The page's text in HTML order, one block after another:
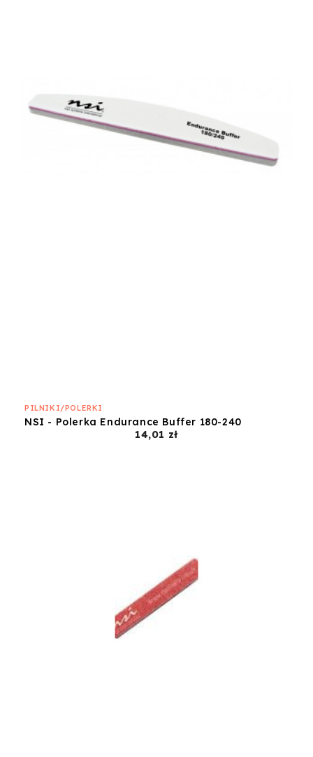
PILNIKI/POLERKI
NSI - Polerka Endurance Buffer 180-240
14,01 złCena